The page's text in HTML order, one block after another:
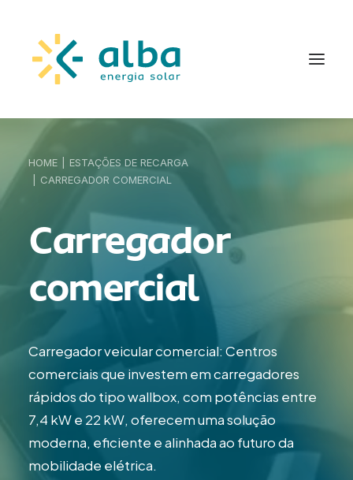
HOME
ESTAÇÕES DE RECARGA
CARREGADOR COMERCIAL
Carregador
comercial
Carregador veicular comercial: Centros
comerciais que investem em carregadores
rápidos do tipo wallbox, com potências entre
7,4 kW e 22 kW, oferecem uma solução
moderna, eficiente e alinhada ao futuro da
mobilidade elétrica.